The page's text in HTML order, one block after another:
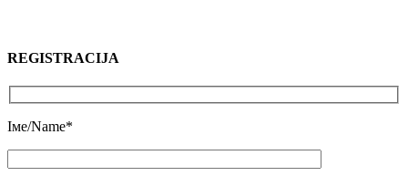
REGISTRACIJA
Iме/Name*